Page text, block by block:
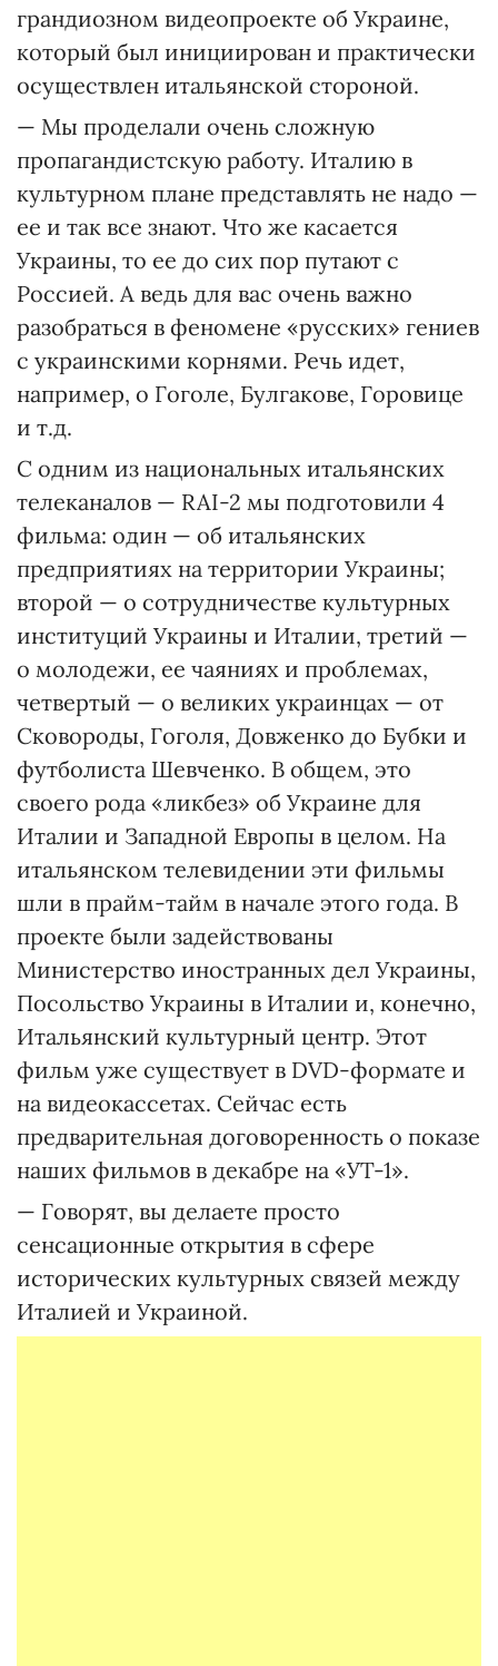
грандиозном видеопроекте об Украине,
который был инициирован и практически
осуществлен итальянской стороной.
— Мы проделали очень сложную
пропагандистскую работу. Италию в
культурном плане представлять не надо —
ее и так все знают. Что же касается
Украины, то ее до сих пор путают с
Россией. А ведь для вас очень важно
разобраться в феномене «русских» гениев
с украинскими корнями. Речь идет,
например, о Гоголе, Булгакове, Горовице
и т.д.
С одним из национальных итальянских
телеканалов — RAI-2 мы подготовили 4
фильма: один — об итальянских
предприятиях на территории Украины;
второй — о сотрудничестве культурных
институций Украины и Италии, третий —
о молодежи, ее чаяниях и проблемах,
четвертый — о великих украинцах — от
Сковороды, Гоголя, Довженко до Бубки и
футболиста Шевченко. В общем, это
своего рода «ликбез» об Украине для
Италии и Западной Европы в целом. На
итальянском телевидении эти фильмы
шли в прайм-тайм в начале этого года. В
проекте были задействованы
Министерство иностранных дел Украины,
Посольство Украины в Италии и, конечно,
Итальянский культурный центр. Этот
фильм уже существует в DVD-формате и
на видеокассетах. Сейчас есть
предварительная договоренность о показе
наших фильмов в декабре на «УТ-1».
— Говорят, вы делаете просто
сенсационные открытия в сфере
исторических культурных связей между
Италией и Украиной.